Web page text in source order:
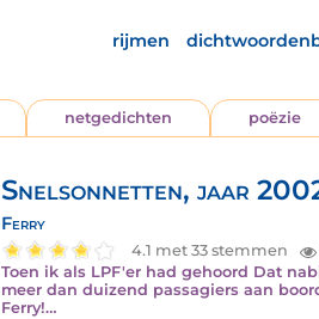
rijmen
netgedichten poëzie
Snelsonnetten, jaar
Ferry
4.1 met 33 stemmen
Toen ik als LPF'er had gehoord Dat
meer dan duizend passagiers aan
Ferry!…